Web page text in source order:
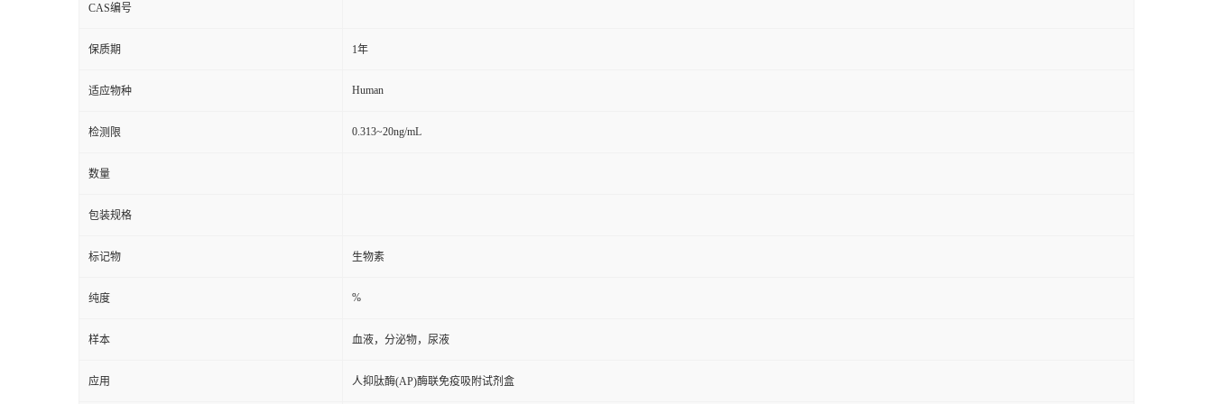
CAS编号
保质期 1年
适应物种 Human
检测限 0.313~20ng/mL
数量
包装规格
标记物 生物素
纯度 %
样本 血液，分泌物，尿液
应用 人抑肽酶(AP)酶联免疫吸附试剂盒